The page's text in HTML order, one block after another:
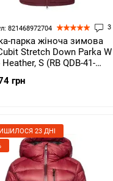
821468972704 3
парка жіноча зимова
Stretch Down Parka W
Heather, S (RB QDB-41-
грн
23 ДНІ